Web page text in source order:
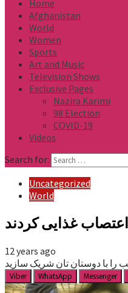
Home
Afghanistan
World
Women
Sports
Art and Music
Television Shows
Exclusive Pages
Nazira Karimi
98 Election
COVID-19
Videos
Search for:
Uncategorized
World
غذایی کردند
12 years ago
را با دوستان تان شریک سازید
Viber WhatsApp Messenger